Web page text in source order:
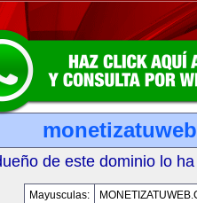
de este dominio lo
Mayusculas: